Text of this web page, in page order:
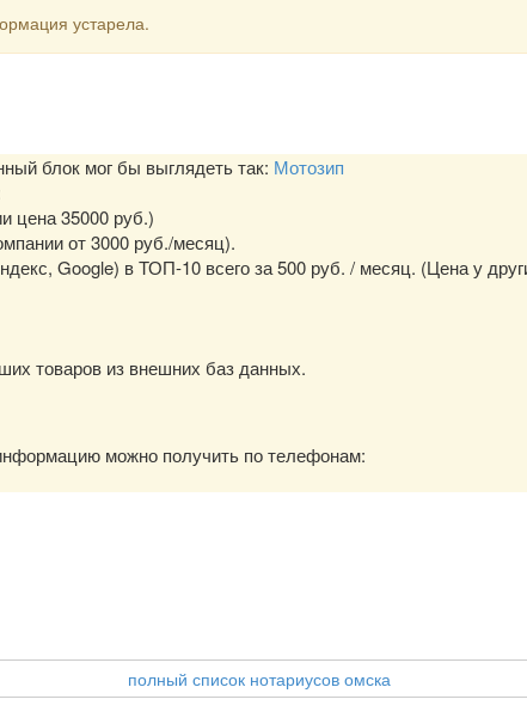
устарела.
блок мог бы выглядеть так: Мотозип
цена 35000 руб.)
от 3000 руб./месяц).
Google) в ТОП-10 всего за 500 руб. / месяц. (Цена у
товаров из внешних баз данных.
можно получить по телефонам:
полный список нотариусов омска